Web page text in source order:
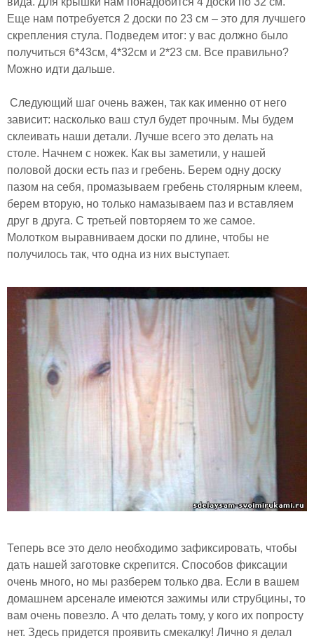
Еще нам потребуется 2 доски по 23 см – это для лучшего
скрепления стула. Подведем итог: у вас должно было
получиться 6*43см, 4*32см и 2*23 см. Все правильно?
Можно идти дальше.
Следующий шаг очень важен, так как именно от него
зависит: насколько ваш стул будет прочным. Мы будем
склеивать наши детали. Лучше всего это делать на
столе. Начнем с ножек. Как вы заметили, у нашей
половой доски есть паз и гребень. Берем одну доску
пазом на себя, промазываем гребень столярным клеем,
берем вторую, но только намазываем паз и вставляем
друг в друга. С третьей повторяем то же самое.
Молотком выравниваем доски по длине, чтобы не
получилось так, что одна из них выступает.
Теперь все это дело необходимо зафиксировать, чтобы
дать нашей заготовке скрепится. Способов фиксации
очень много, но мы разберем только два. Если в вашем
домашнем арсенале имеются зажимы или струбцины, то
вам очень повезло. А что делать тому, у кого их попросту
нет. Здесь придется проявить смекалку! Лично я делал